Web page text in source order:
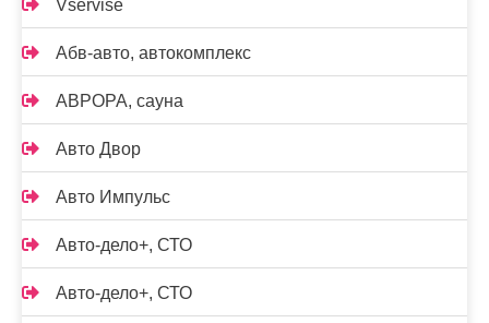
Vservise
Абв-авто, автокомплекс
АВРОРА, сауна
Авто Двор
Авто Импульс
Авто-дело+, СТО
Авто-дело+, СТО